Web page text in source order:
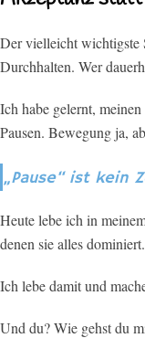
Der vielleicht wichtigste
Durchhalten. Wer
Ich habe gelernt,
Pausen. Bewegung ja,
„Pause“ ist kein
Heute lebe ich in
denen sie alles
Ich lebe damit und
Und du? Wie gehst du